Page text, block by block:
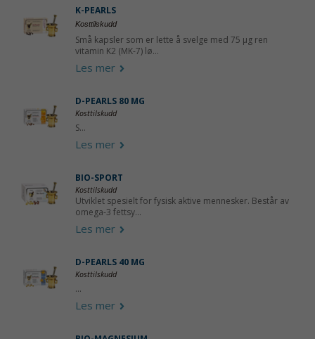
K-PEARLS
Kosttilskudd
Små kapsler som er lette å svelge med 75 µg ren
vitamin K2 (MK-7) lø...
Les mer
D-PEARLS 80 ΜG
Kosttilskudd
S...
Les mer
BIO-SPORT
Kosttilskudd
Utviklet spesielt for fysisk aktive mennesker. Består av
omega-3 fettsy...
Les mer
D-PEARLS 40 ΜG
Kosttilskudd
...
Les mer